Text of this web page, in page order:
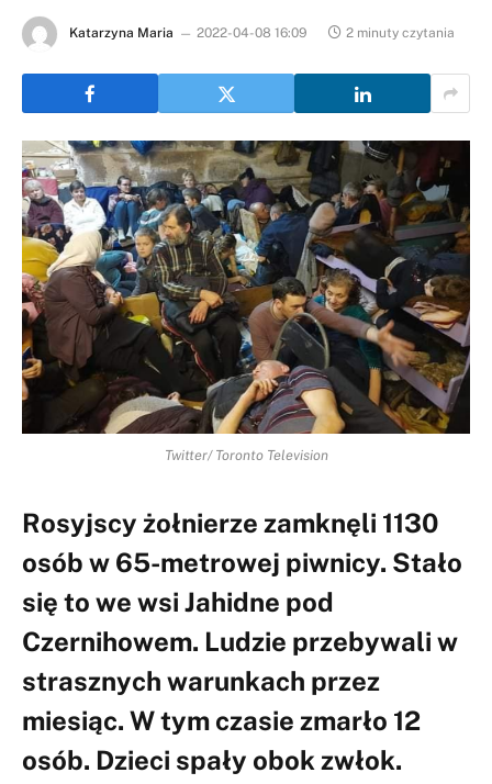
Katarzyna Maria 2022-04-08 16:09 2 minuty czytania
Twitter/ Toronto Television
Rosyjscy żołnierze zamknęli 1130
osób w 65-metrowej piwnicy. Stało
się to we wsi Jahidne pod
Czernihowem. Ludzie przebywali w
strasznych warunkach przez
miesiąc. W tym czasie zmarło 12
osób. Dzieci spały obok zwłok.